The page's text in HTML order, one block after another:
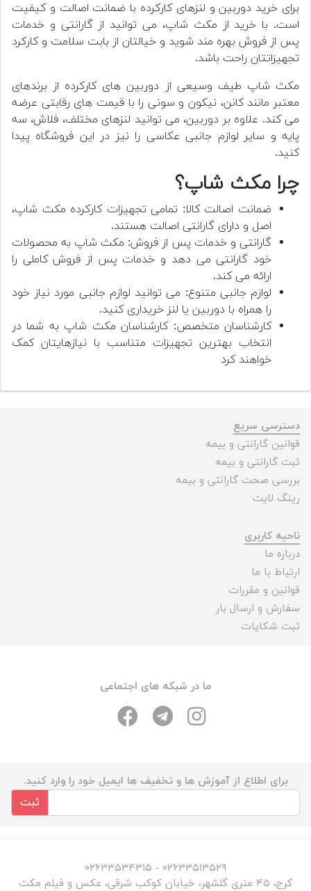
برای خرید دوربین و لنزهای کارکرده با ضمانت اصالت و کیفیت
است. با خرید از مکث شاپ، می توانید از گارانتی و خدمات
پس از فروش بهره مند شوید و خیالتان از بابت سلامت و کارکرد
تجهیزاتتان راحت باشد.
مکث شاپ طیف وسیعی از دوربین های کارکرده از برندهای
معتبر مانند کانن، نیکون و سونی را با قیمت های رقابتی عرضه
می کند. علاوه بر دوربین، می توانید لنزهای مختلف، فلاش، سه
پایه و سایر لوازم جانبی عکاسی را نیز در این فروشگاه پیدا
کنید.
چرا مکث شاپ؟
ضمانت اصالت کالا: تمامی تجهیزات کارکرده مکث شاپ،
اصل و دارای گارانتی اصالت هستند.
گارانتی و خدمات پس از فروش: مکث شاپ به محصولات
خود گارانتی می دهد و خدمات پس از فروش کاملی را
ارائه می کند.
لوازم جانبی متنوع: می توانید لوازم جانبی مورد نیاز خود
را همراه با دوربین یا لنز خریداری کنید.
کارشناسان متخصص: کارشناسان مکث شاپ به شما در
انتخاب بهترین تجهیزات متناسب با نیازهایتان کمک
خواهند کرد
دسترسی سریع
قوانین گارانتی و بیمه
ثبت گارانتی و بیمه
بررسی صحت گارانتی و بیمه
رینگ لایت
ناحیه کاربری
درباره ما
ارتباط با ما
قوانین و مقررات
سفارش و ارسال بار
ثبت شکایات
ما در شبکه های اجتماعی
برای اطلاع از آموزش ها و تخفیف ها ایمیل خود را وارد کنید.
ثبت
۰۲۶۳۳۵۱۳۵۲۹ - ۰۲۶۳۳۵۳۴۳۱۵
کرج، ۴۵ متری گلشهر، خیابان کوکب شرقی، عکس و فیلم مکث